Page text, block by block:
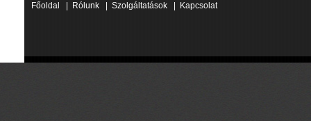
Főoldal
Rólunk Szolgáltatások Kapcsolat